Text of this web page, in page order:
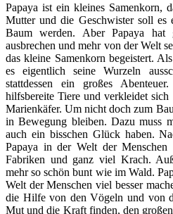
Papaya ist ein kleines Samenkorn,
Mutter und die Geschwister soll es
Baum werden. Aber Papaya
ausbrechen und mehr von der Welt
das kleine Samenkorn begeistert.
es eigentlich seine Wurzeln
stattdessen ein großes
hilfsbereite Tiere und verkleidet
Marienkäfer. Um nicht doch zum
in Bewegung bleiben. Dazu muss
auch ein bisschen Glück haben.
Papaya in der Welt der
Fabriken und ganz viel Krach.
mehr so schön bunt wie im Wald.
Welt der Menschen viel besser
die Hilfe von den Vögeln und von
Mut und die Kraft finden, den